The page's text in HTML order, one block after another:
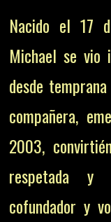
Nacido el 17
Michael se vio
desde
compañera,
2003,
respetada y
cofundador y